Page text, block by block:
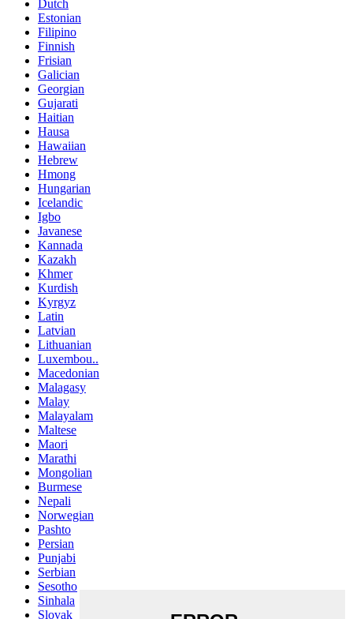
Dutch
Estonian
Filipino
Finnish
Frisian
Galician
Georgian
Gujarati
Haitian
Hausa
Hawaiian
Hebrew
Hmong
Hungarian
Icelandic
Igbo
Javanese
Kannada
Kazakh
Khmer
Kurdish
Kyrgyz
Latin
Latvian
Lithuanian
Luxembou..
Macedonian
Malagasy
Malay
Malayalam
Maltese
Maori
Marathi
Mongolian
Burmese
Nepali
Norwegian
Pashto
Persian
Punjabi
Serbian
Sesotho
Sinhala
Slovak